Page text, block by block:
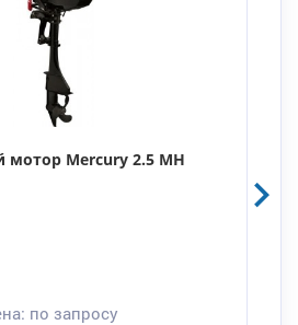
Mercury 2.5 MH
по запросу